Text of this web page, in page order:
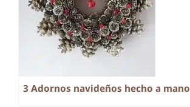
3 Adornos navideños hecho a mano